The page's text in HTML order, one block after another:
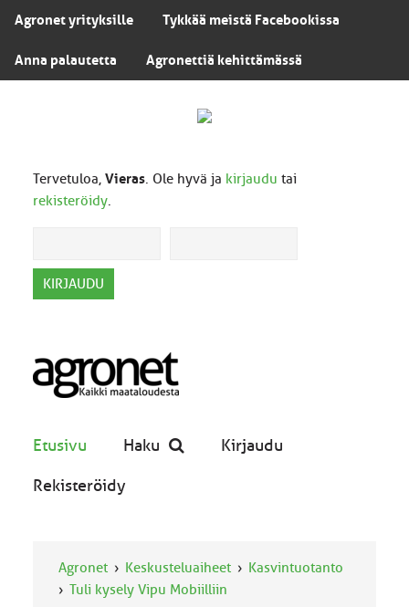
Agronet yrityksille Tykkää meistä Facebookissa
Anna palautetta Agronettiä kehittämässä
Tervetuloa, Vieras. Ole hyvä ja kirjaudu tai
rekisteröidy.
Etusivu Haku Kirjaudu
Rekisteröidy
Agronet Keskusteluaiheet
Kasvintuotanto
Tuli kysely Vipu Mobiilliin